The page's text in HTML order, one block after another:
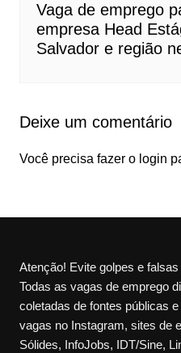
Vaga de emprego
empresa Head
Salvador e região
Deixe um comentário
Você precisa fazer o login
Atenção! Evite golpes e
Todas as vagas de emprego
coletadas de fontes públicas
vagas no Instagram, sites de
Sólides, InfoJobs, IDT/Sine,